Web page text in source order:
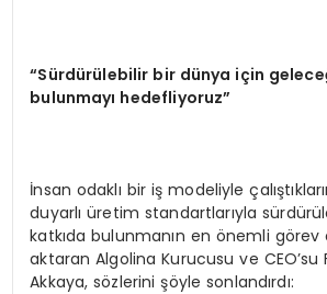
“Sürdürülebilir bir dünya için
bulunmayı hedefliyoruz”
İnsan odaklı bir iş modeliyle
duyarlı üretim standartlarıyla
katkıda bulunmanın en önemli görev
aktaran Algolina Kurucusu ve CEO’su
Akkaya, sözlerini şöyle sonlandırdı: